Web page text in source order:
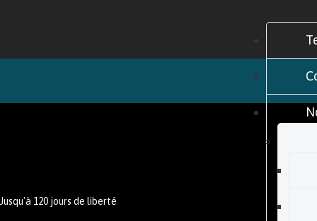
Jusqu'à 120 jours de liberté